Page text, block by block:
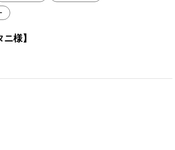
ラリー
レット取扱店】
納品事例（店
様】